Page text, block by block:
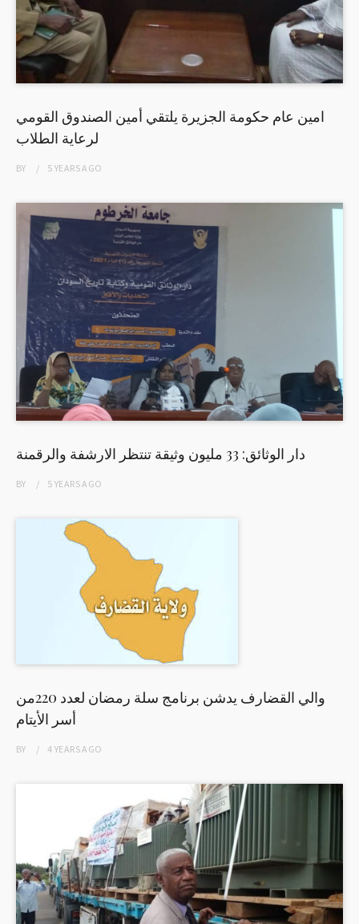
امين عام حكومة الجزيرة يلتقي أمين الصندوق القومي
لرعاية الطلاب
BY 5 YEARSAGO
دار الوثائق: 33 مليون وثيقة تنتظر الارشفة والرقمنة
BY 5 YEARSAGO
والي القضارف يدشن برنامج سلة رمضان لعدد 220من
أسر الأيتام
BY 4 YEARSAGO